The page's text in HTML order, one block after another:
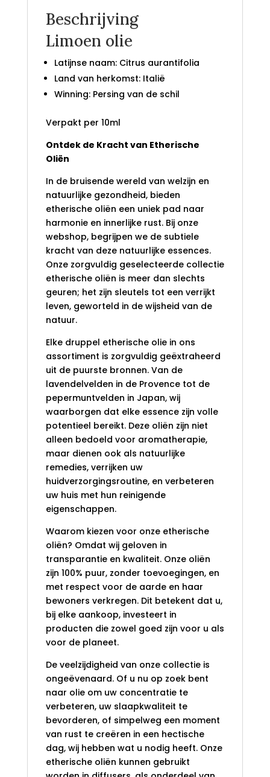
Beschrijving
Limoen olie
Latijnse naam: Citrus aurantifolia
Land van herkomst: Italië
Winning: Persing van de schil
Verpakt per 10ml
Ontdek de Kracht van Etherische
Oliën
In de bruisende wereld van welzijn en
natuurlijke gezondheid, bieden
etherische oliën een uniek pad naar
harmonie en innerlijke rust. Bij onze
webshop, begrijpen we de subtiele
kracht van deze natuurlijke essences.
Onze zorgvuldig geselecteerde collectie
etherische oliën is meer dan slechts
geuren; het zijn sleutels tot een verrijkt
leven, geworteld in de wijsheid van de
natuur.
Elke druppel etherische olie in ons
assortiment is zorgvuldig geëxtraheerd
uit de puurste bronnen. Van de
lavendelvelden in de Provence tot de
pepermuntvelden in Japan, wij
waarborgen dat elke essence zijn volle
potentieel bereikt. Deze oliën zijn niet
alleen bedoeld voor aromatherapie,
maar dienen ook als natuurlijke
remedies, verrijken uw
huidverzorgingsroutine, en verbeteren
uw huis met hun reinigende
eigenschappen.
Waarom kiezen voor onze etherische
oliën? Omdat wij geloven in
transparantie en kwaliteit. Onze oliën
zijn 100% puur, zonder toevoegingen, en
met respect voor de aarde en haar
bewoners verkregen. Dit betekent dat u,
bij elke aankoop, investeert in
producten die zowel goed zijn voor u als
voor de planeet.
De veelzijdigheid van onze collectie is
ongeëvenaard. Of u nu op zoek bent
naar olie om uw concentratie te
verbeteren, uw slaapkwaliteit te
bevorderen, of simpelweg een moment
van rust te creëren in een hectische
dag, wij hebben wat u nodig heeft. Onze
etherische oliën kunnen gebruikt